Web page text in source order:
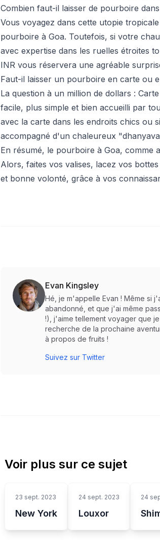
Combien faut-il laisser de pourboire
Vous voyagez dans cette utopie
pourboire à Goa. Toutefois, si votre
avec expertise dans les ruelles étroites
INR vous réservera une agréable
Faut-il laisser un pourboire en carte ou
La question à un million de dollars :
facile, plus simple et bien accueilli par
avec la carte dans les endroits chics ou
accompagné d'un chaleureux
En résumé, le pourboire à Goa, comme
Alors, faites vos valises, lacez vos
et bonne volonté, grâce à vos
Evan Kingsley
Hé, je m'appelle Evan ! Même si
abandonné, et que j'ai même
!), j'aime tellement voyager que
recherche de la prochaine
à propos de fruits !
Suivez sur Twitter
Voir plus sur ce sujet
23 sept. 2023
New York
24 sept. 2023
Louxor
24